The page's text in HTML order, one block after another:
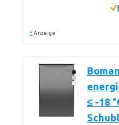
* Anzeige
≤ -18